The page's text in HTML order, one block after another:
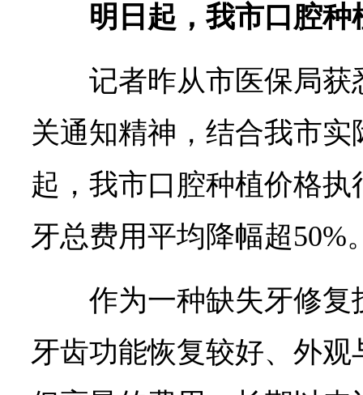
明日起，我市口腔
记者昨从市医保局
关通知精神，结合我市实
起，我市口腔种植价格
牙总费用平均降幅超50%
作为一种缺失牙修
牙齿功能恢复较好、外